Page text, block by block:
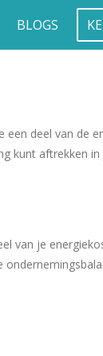
BLOGS
deel van de
kunt aftrekken
van je